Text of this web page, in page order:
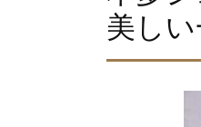
o
o
美しい